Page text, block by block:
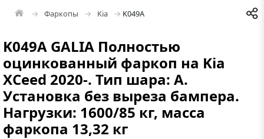
Фаркопы Kia K049A
K049A GALIA Полностью
оцинкованный фаркоп на Kia
XCeed 2020-. Тип шара: A.
Установка без выреза бампера.
Нагрузки: 1600/85 кг, масса
фаркопа 13,32 кг